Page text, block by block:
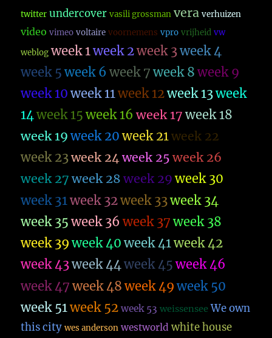
twitter undercover vasili grossman vera verhuizen
video vimeo voltaire voornemens vpro vrijheid vw
weblog week 1week 2week 3week 4
week 5 week 6 week 7 week 8 week 9
week 10 week 11week 12week 13week
14week 15 week 16 week 17 week 18
week 19 week 20 week 21week 22
week 23week 24week 25 week 26
week 27 week 28 week 29 week 30
week 31week 32week 33week 34
week 35 week 36 week 37 week 38
week 39 week 40 week 41week 42
week 43week 44week 45 week 46
week 47 week 48 week 49 week 50
week 51week 52 week 53 weissensee We own
this city wes anderson westworld white house